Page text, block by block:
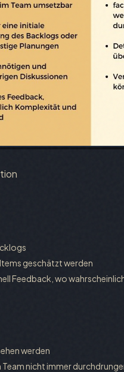
geschätzt werden
Feedback, wo
werden
nicht immer